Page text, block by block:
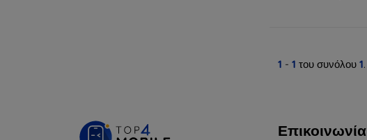
1 - 1 του συνόλου 1.
Επικοινωνία